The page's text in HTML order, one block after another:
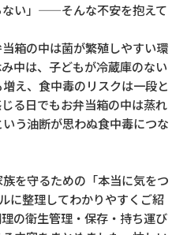
ない」——そんな不安を抱えて
箱の中は菌が繁殖しやすい環
中は、子どもが冷蔵庫のない
え、食中毒のリスクは一段と
る日でもお弁当箱の中は蒸れ
う油断が思わぬ食中毒につな
を守るための「本当に気をつ
に整理してわかりやすくご紹
の衛生管理・保存・持ち運び